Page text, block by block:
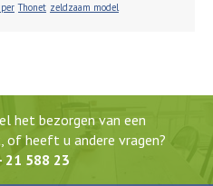
Thonet zeldzaam model
het bezorgen van een
of heeft u andere vragen?
21 588 23